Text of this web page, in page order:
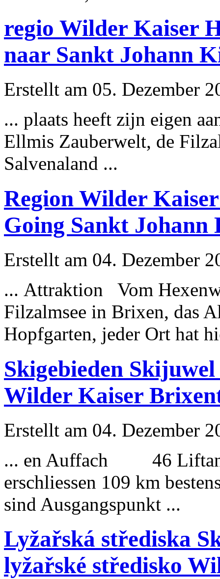
regio Wilder Kaiser
naar Sankt Johann
Erstellt am 05. Dezember
... plaats heeft zijn eigen
Ellmis Zauberwelt, de
Salvenaland ...
Region Wilder
Going Sankt Johann
Erstellt am 04. Dezember
... Attraktion Vom
Filzalmsee in Brixen, das
Hopfgarten, jeder Ort hat
Skigebieden
Wilder Kaiser
Erstellt am 04. Dezember
... en Auffach 46
erschliessen 109 km beste
sind Ausgangspunkt ...
Lyžařská střediska
lyžařské středisko